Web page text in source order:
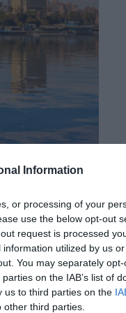
Information
or processing of your
use the below opt-out
request is processed
utilized by us
You may separately
on the IAB’s list of
us to third parties on the
third parties.
d’une côte
du désert.
fin partout. Le
les voyageurs